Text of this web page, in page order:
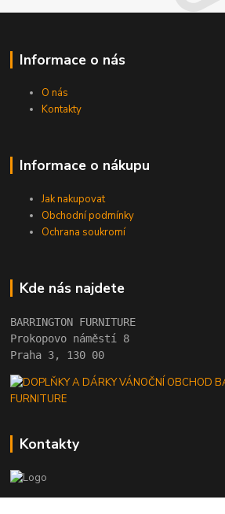
Informace o nás
O nás
Kontakty
Informace o nákupu
Jak nakupovat
Obchodní podmínky
Ochrana soukromí
Kde nás najdete
BARRINGTON FURNITURE
Prokopovo náměstí 8
Praha 3, 130 00
Kontakty